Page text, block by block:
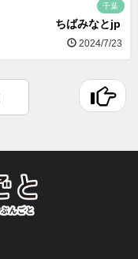
千葉
ちばみなとjp
2024/7/23